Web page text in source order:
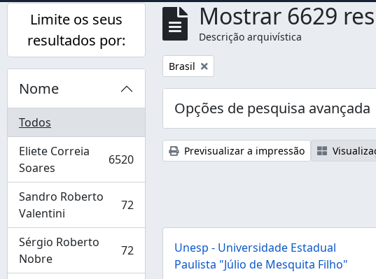
Limite os seus
resultados por:
Nome
Todos
Eliete Correia
Soares
, 6520 resultados 6520
Sandro Roberto
Valentini
, 72 resultados 72
Sérgio Roberto
Nobre
, 72 resultados 72
Mostrar 6629
Descrição arquivística
Remover filtro:
Brasil
Opções de pesquisa avançada
Previsualizar a impressão
Unesp - Universidade Estadual
Paulista "Júlio de Mesquita Filho"